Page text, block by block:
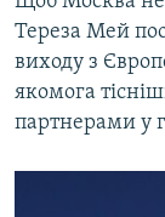
Тереза Мей
виходу з
якомога
партнерами у